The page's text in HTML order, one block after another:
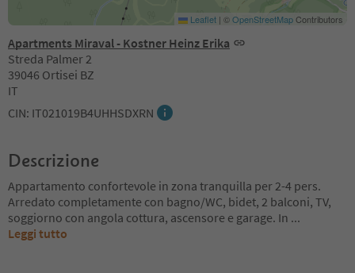
Apartments Miraval - Kostner Heinz Erika
Streda Palmer 2
39046 Ortisei BZ
IT
CIN: IT021019B4UHHSDXRN
Leaflet | ©OpenStreetMapContributors
Descrizione
Appartamento confortevole in zona tranquilla per 2-4 pers.
Arredato completamente con bagno/WC, bidet, 2 balconi, TV,
soggiorno con angola cottura, ascensore e garage. In ...
Leggi tutto